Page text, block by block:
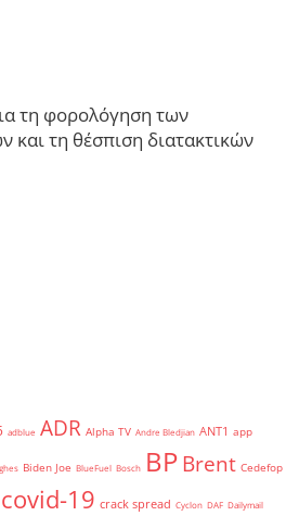
τη φορολόγηση των
και τη θέσπιση διατακτικών
adblue ADR Alpha TV Andre Bledjian ANT1 app
Biden Joe BlueFuel Bosch BPBrent Cedefop
covid-19 crack spread Cyclon DAF Dailymail